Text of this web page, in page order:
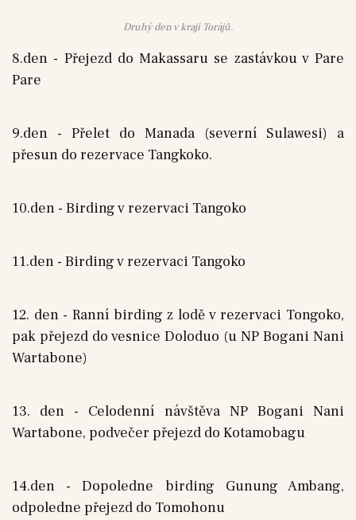
Druhý den v kraji Torájů.
8.den - Přejezd do Makassaru se zastávkou v Pare
Pare
9.den - Přelet do Manada (severní Sulawesi) a
přesun do rezervace Tangkoko.
10.den - Birding v rezervaci Tangoko
11.den - Birding v rezervaci Tangoko
12. den - Ranní birding z lodě v rezervaci Tongoko,
pak přejezd do vesnice Doloduo (u NP Bogani Nani
Wartabone)
13. den - Celodenní návštěva NP Bogani Nani
Wartabone, podvečer přejezd do Kotamobagu
14.den - Dopoledne birding Gunung Ambang,
odpoledne přejezd do Tomohonu